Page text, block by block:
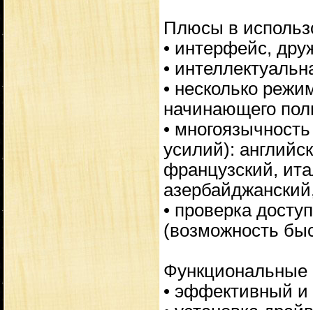
Плюсы в
• интерфейс,
•
• несколько
начинающего
•
усилий):
французский,
• проверка
(возможность
Функциональные
• эффективный и